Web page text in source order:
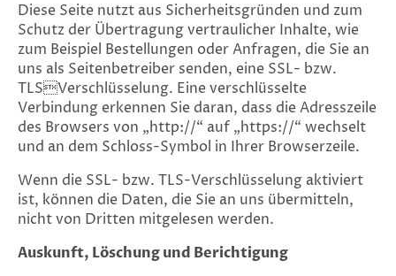
Diese Seite nutzt aus Sicherheitsgründen und zum
Schutz der Übertragung vertraulicher Inhalte, wie
zum Beispiel Bestellungen oder Anfragen, die Sie an
uns als Seitenbetreiber senden, eine SSL- bzw.
TLSVerschlüsselung. Eine verschlüsselte
Verbindung erkennen Sie daran, dass die Adresszeile
des Browsers von „http://“ auf „https://“ wechselt
und an dem Schloss-Symbol in Ihrer Browserzeile.
Wenn die SSL- bzw. TLS-Verschlüsselung aktiviert
ist, können die Daten, die Sie an uns übermitteln,
nicht von Dritten mitgelesen werden.
Auskunft, Löschung und Berichtigung